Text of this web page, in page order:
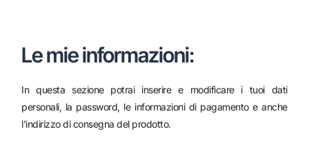
Le mie informazioni:
In questa sezione potrai inserire e modificare i tuoi dati
personali, la password, le informazioni di pagamento e anche
l'indirizzo di consegna del prodotto.